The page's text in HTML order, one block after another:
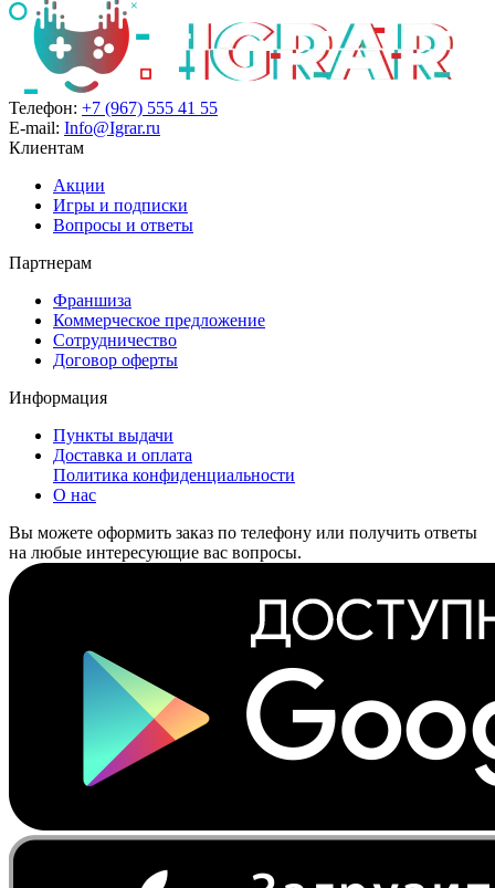
Телефон: +7 (967) 555 41 55
E-mail: Info@Igrar.ru
Клиентам
Акции
Игры и подписки
Вопросы и ответы
Партнерам
Франшиза
Коммерческое предложение
Сотрудничество
Договор оферты
Информация
Пункты выдачи
Доставка и оплата
Политика конфиденциальности
О нас
Вы можете оформить заказ по телефону или получить ответы
на любые интересующие вас вопросы.